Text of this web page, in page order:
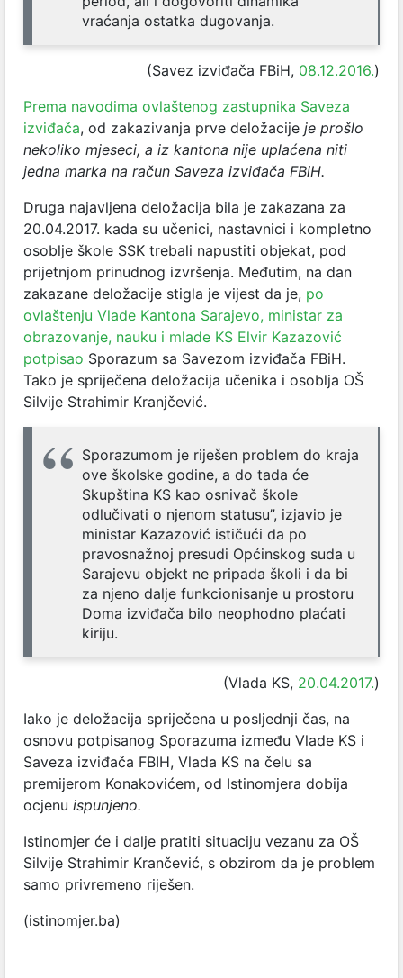
vraćanja ostatka dugovanja.
(Savez izviđača FBiH, 08.12.2016.)
Prema navodima ovlaštenog zastupnika Saveza
izviđača, od zakazivanja prve deložacije je prošlo
nekoliko mjeseci, a iz kantona nije uplaćena niti
jedna marka na račun Saveza izviđača FBiH.
Druga najavljena deložacija bila je zakazana za
20.04.2017. kada su učenici, nastavnici i kompletno
osoblje škole SSK trebali napustiti objekat, pod
prijetnjom prinudnog izvršenja. Međutim, na dan
zakazane deložacije stigla je vijest da je, po
ovlaštenju Vlade Kantona Sarajevo, ministar za
obrazovanje, nauku i mlade KS Elvir Kazazović
potpisao Sporazum sa Savezom izviđača FBiH.
Tako je spriječena deložacija učenika i osoblja OŠ
Silvije Strahimir Kranjčević.
Sporazumom je riješen problem do kraja
ove školske godine, a do tada će
Skupština KS kao osnivač škole
odlučivati o njenom statusu”, izjavio je
ministar Kazazović ističući da po
pravosnažnoj presudi Općinskog suda u
Sarajevu objekt ne pripada školi i da bi
za njeno dalje funkcionisanje u prostoru
Doma izviđača bilo neophodno plaćati
kiriju.
(Vlada KS, 20.04.2017.)
Iako je deložacija spriječena u posljednji čas, na
osnovu potpisanog Sporazuma između Vlade KS i
Saveza izviđača FBIH, Vlada KS na čelu sa
premijerom Konakovićem, od Istinomjera dobija
ocjenu ispunjeno.
Istinomjer će i dalje pratiti situaciju vezanu za OŠ
Silvije Strahimir Krančević, s obzirom da je problem
samo privremeno riješen.
(istinomjer.ba)